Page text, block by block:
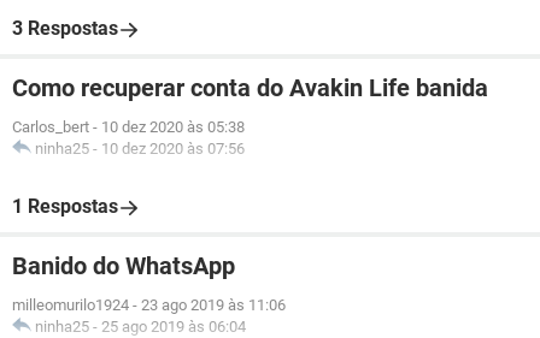
3 Respostas
Como recuperar conta do Avakin Life banida
Carlos_bert - 10 dez 2020 às 05:38
ninha25 - 10 dez 2020 às 07:56
1 Respostas
Banido do WhatsApp
milleomurilo1924 - 23 ago 2019 às 11:06
ninha25 - 25 ago 2019 às 06:04